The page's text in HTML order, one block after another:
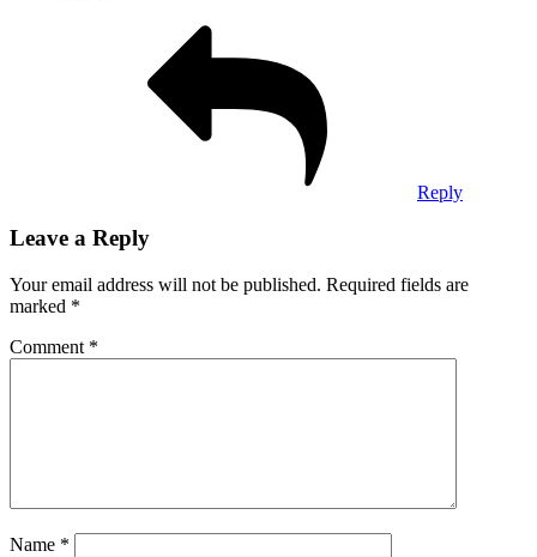
Reply
Leave a Reply
Your email address will not be published. Required fields are
marked *
Comment *
Name *